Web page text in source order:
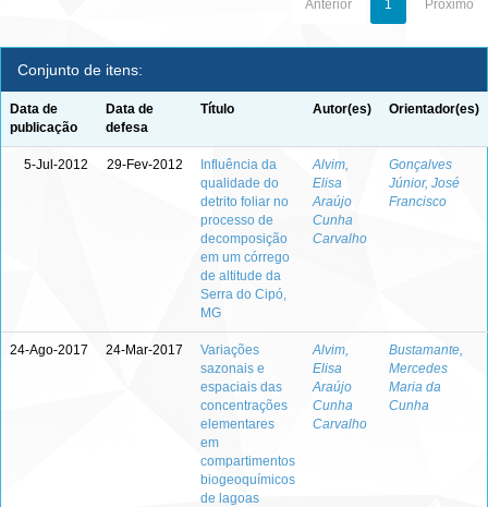
Anterior 1 Próximo
Conjunto de itens:
Data de
publicação
Data de
defesa
Título Autor(es) Orientador(es)
5-Jul-2012 29-Fev-2012
Influência da
qualidade do
detrito foliar no
processo de
decomposição
em um córrego
de altitude da
Serra do Cipó,
MG
Alvim,
Elisa
Araújo
Cunha
Carvalho
Gonçalves
Júnior, José
Francisco
24-Ago-2017 24-Mar-2017
Variações
sazonais e
espaciais das
concentrações
elementares
em
compartimentos
biogeoquímicos
de lagoas
Alvim,
Elisa
Araújo
Cunha
Carvalho
Bustamante,
Mercedes
Maria da
Cunha